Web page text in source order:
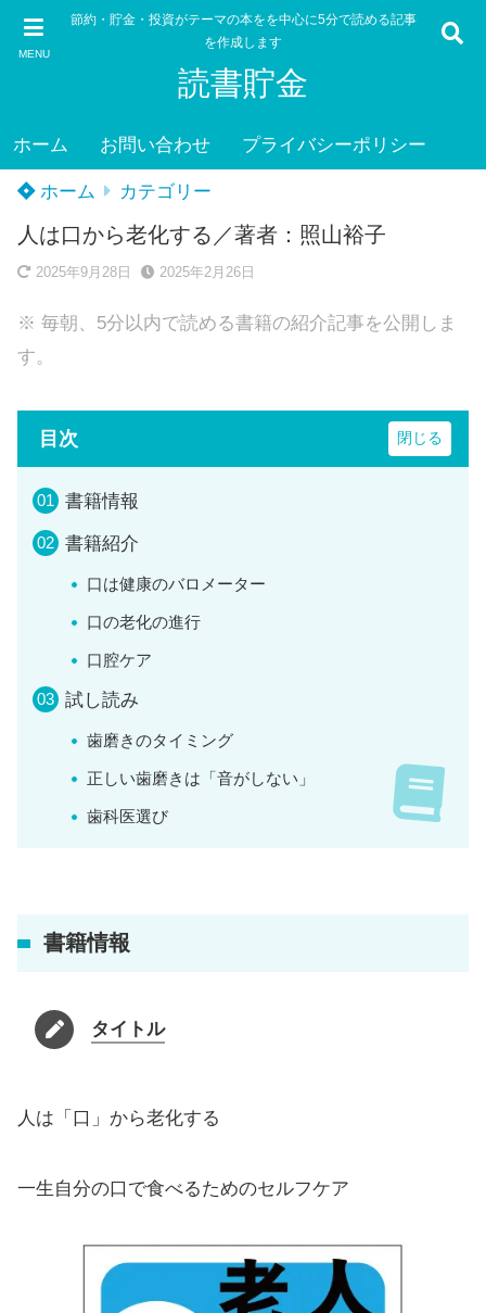
MENU
節約・貯金・投資がテーマの本をを中心に5分で読める記事
を作成します
読書貯金
ホーム お問い合わせ プライバシーポリシー
ホーム カテゴリー
人は口から老化する／著者：照山裕子
2025年9月28日 2025年2月26日
※ 毎朝、5分以内で読める書籍の紹介記事を公開しま
す。
目次
書籍情報
書籍紹介
口は健康のバロメーター
口の老化の進行
口腔ケア
試し読み
歯磨きのタイミング
正しい歯磨きは「音がしない」
歯科医選び
書籍情報
タイトル
人は「口」から老化する
一生自分の口で食べるためのセルフケア